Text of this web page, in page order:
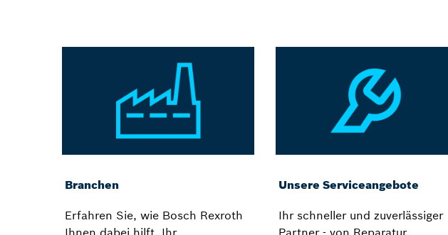
Branchen
Erfahren Sie, wie Bosch Rexroth
Unsere Serviceangebote
Ihr schneller und zuverlässiger